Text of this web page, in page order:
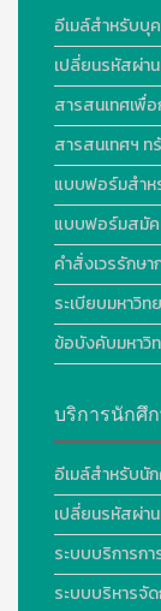
อีเมล์สำหรับบุ
เปลี่ยนรหัสผ่าน
สารสนเทศเพื่
สารสนเทศฯ ท
แบบฟอร์มสำห
แบบฟอร์มสมัค
คำสั่งเวรรักษ
ระเบียบมหาวิท
ข้อบังคับมหาวิ
บริการนักศึ
อีเมล์สำหรับนั
เปลี่ยนรหัสผ่า
ระบบบริการก
ระบบบริหารจั